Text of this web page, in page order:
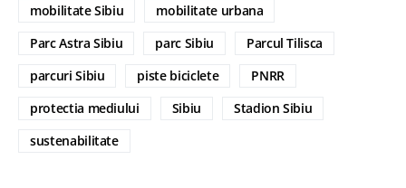
mobilitate Sibiu
mobilitate urbana
Parc Astra Sibiu
parc Sibiu
Parcul Tilisca
parcuri Sibiu
piste biciclete
PNRR
protectia mediului
Sibiu
Stadion Sibiu
sustenabilitate